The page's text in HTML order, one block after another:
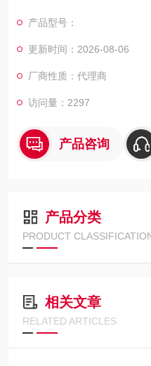
产品型号：
更新时间：2026-08-06
厂商性质：代理商
访问量：2297
产品咨询
产品分类
PRODUCT
相关文章
RELATED ARTICLES